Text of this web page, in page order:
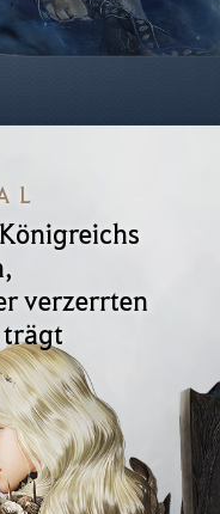
verzerrten
trägt